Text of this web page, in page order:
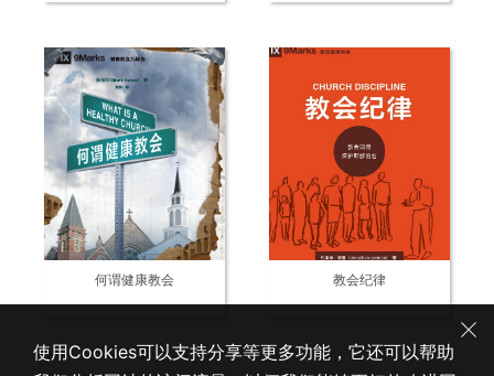
何谓健康教会 教会纪律
使用Cookies可以支持分享等更多功能，它还可以帮助